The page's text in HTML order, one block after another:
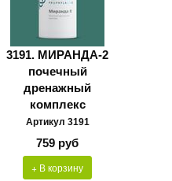
3191. МИРАНДА-2
почечный
дренажный
комплекс
Артикул 3191
759 руб
+ В корзину